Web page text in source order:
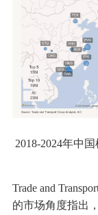
2018-2024年中
Trade and
的市场角度指出